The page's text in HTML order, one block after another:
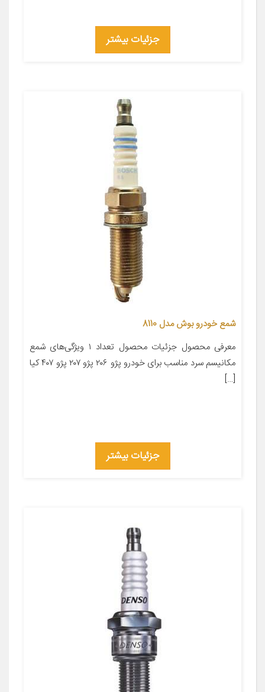
جزئیات بیشتر
شمع خودرو بوش مدل 8110
معرفی محصول جزئیات محصول تعداد ۱ ویژگی‌های شمع
مکانیسم سرد مناسب برای خودرو پژو ۲۰۶ پژو ۲۰۷ پژو ۴۰۷ کیا
[…]
جزئیات بیشتر